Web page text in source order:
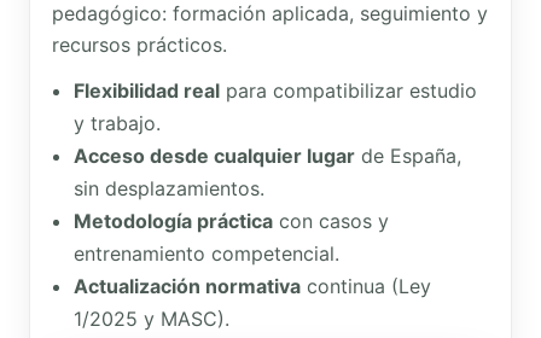
pedagógico: formación aplicada, seguimiento y
recursos prácticos.
Flexibilidad real para compatibilizar estudio
y trabajo.
Acceso desde cualquier lugar de España,
sin desplazamientos.
Metodología práctica con casos y
entrenamiento competencial.
Actualización normativa continua (Ley
1/2025 y MASC).